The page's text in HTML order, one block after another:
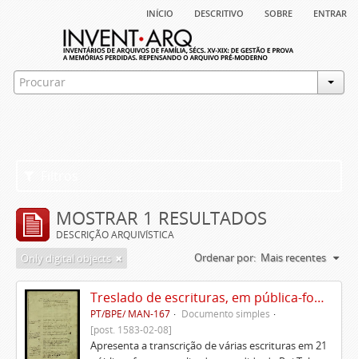
início descritivo sobre entrar
MOSTRAR 1 RESULTADOS
DESCRIÇÃO ARQUIVÍSTICA
Only digital objects Ordenar por: Mais recentes
Treslado de escrituras, em pública-forma, de Rui Teles de Meneses
PT/BPE/ MAN-167
Documento simples
[post. 1583-02-08]
Apresenta a transcrição de várias escrituras em 21